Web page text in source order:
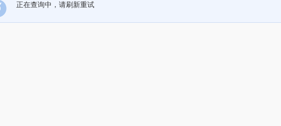
正在查询中，请刷新重试